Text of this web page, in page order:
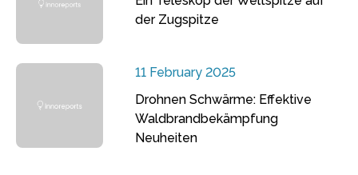
der Zugspitze
11 February 2025
Drohnen Schwärme: Effektive
Waldbrandbekämpfung
Neuheiten